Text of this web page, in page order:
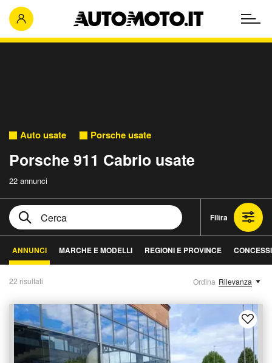
Auto usate Porsche usate
Porsche 911 Cabrio usate
22 annunci
Filtra
ANNUNCI MARCHE E MODELLI REGIONI E PROVINCE
22 risultati Ordina Rilevanza